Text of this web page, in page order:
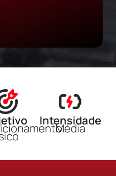
Intensidade
Média